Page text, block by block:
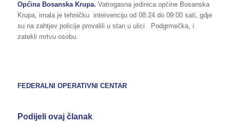
Općina Bosanska Krupa. Vatrogasna jedinica općine Bosanska
Krupa, imala je tehničku intervenciju od 08:24 do 09:00 sati, gdje
su na zahtjev policije provalili u stan u ulici Podgrmečka, i
zatekli mrtvu osobu.
FEDERALNI OPERATIVNI CENTAR
Podijeli ovaj članak